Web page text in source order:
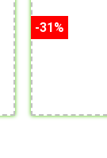
-31%